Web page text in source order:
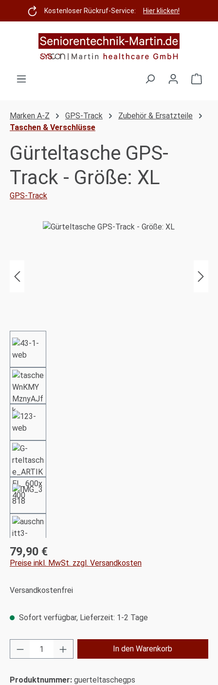
Zum Hauptinhalt springen
Kostenloser Rückruf-Service: Hier klicken!
Marken A-Z GPS-Track
Zubehör & Ersatzteile
Taschen & Verschlüsse
Gürteltasche GPS-
Track - Größe: XL
GPS-Track
Bildergalerie überspringen
Regulärer Preis:
79,90 €
Preise inkl. MwSt. zzgl. Versandkosten
Versandkostenfrei
Sofort verfügbar, Lieferzeit: 1-2 Tage
Produkt Anzahl: Gib den gewünschten
In den Warenkorb
Produktnummer: guerteltaschegps